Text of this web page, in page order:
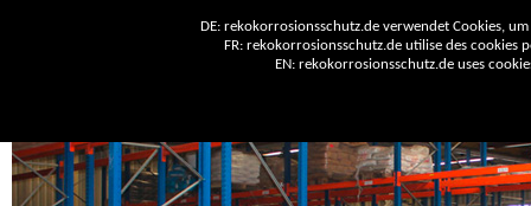
DE: rekokorrosionsschutz.de verwendet Cookies,
FR: rekokorrosionsschutz.de utilise des cookies
EN: rekokorrosionsschutz.de uses